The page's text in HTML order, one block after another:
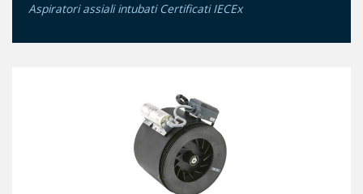
Aspiratori assiali intubati Certificati IECEx